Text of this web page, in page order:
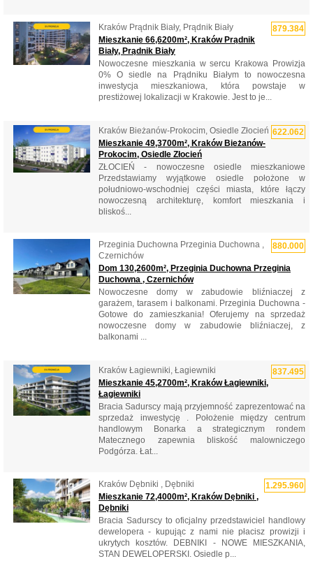
879.384
Kraków Prądnik Biały, Prądnik Biały
Mieszkanie 66,6200m², Kraków Prądnik
Biały, Prądnik Biały
Nowoczesne mieszkania w sercu Krakowa Prowizja
0% O siedle na Prądniku Białym to nowoczesna
inwestycja mieszkaniowa, która powstaje w
prestiżowej lokalizacji w Krakowie. Jest to je...
622.062
Kraków Bieżanów-Prokocim, Osiedle Złocień
Mieszkanie 49,3700m², Kraków Bieżanów-
Prokocim, Osiedle Złocień
ZŁOCIEŃ - nowoczesne osiedle mieszkaniowe
Przedstawiamy wyjątkowe osiedle położone w
południowo-wschodniej części miasta, które łączy
nowoczesną architekturę, komfort mieszkania i
bliskoś...
880.000
Przeginia Duchowna Przeginia Duchowna ,
Czernichów
Dom 130,2600m², Przeginia Duchowna Przeginia
Duchowna , Czernichów
Nowoczesne domy w zabudowie bliźniaczej z
garażem, tarasem i balkonami. Przeginia Duchowna -
Gotowe do zamieszkania! Oferujemy na sprzedaż
nowoczesne domy w zabudowie bliźniaczej, z
balkonami ...
837.495
Kraków Łagiewniki, Łagiewniki
Mieszkanie 45,2700m², Kraków Łagiewniki,
Łagiewniki
Bracia Sadurscy mają przyjemność zaprezentować na
sprzedaż inwestycję . Położenie między centrum
handlowym Bonarka a strategicznym rondem
Matecznego zapewnia bliskość malowniczego
Podgórza. Łat...
1.295.960
Kraków Dębniki , Dębniki
Mieszkanie 72,4000m², Kraków Dębniki ,
Dębniki
Bracia Sadurscy to oficjalny przedstawiciel handlowy
dewelopera - kupując z nami nie płacisz prowizji i
ukrytych kosztów. DEBNIKI - NOWE MIESZKANIA,
STAN DEWELOPERSKI. Osiedle p...